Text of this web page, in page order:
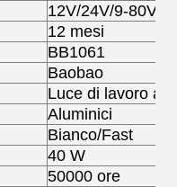
12V/24V/9-80V
12 mesi
BB1061
Baobao
Luce di lavoro a
Aluminici
Bianco/Fast
40 W
50000 ore